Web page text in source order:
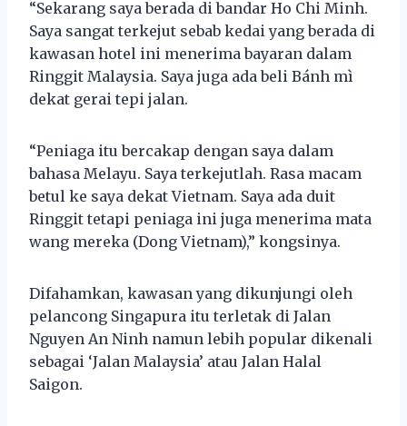
“Sekarang saya berada di bandar Ho Chi Minh.
Saya sangat terkejut sebab kedai yang berada di
kawasan hotel ini menerima bayaran dalam
Ringgit Malaysia. Saya juga ada beli Bánh mì
dekat gerai tepi jalan.
“Peniaga itu bercakap dengan saya dalam
bahasa Melayu. Saya terkejutlah. Rasa macam
betul ke saya dekat Vietnam. Saya ada duit
Ringgit tetapi peniaga ini juga menerima mata
wang mereka (Dong Vietnam),” kongsinya.
Difahamkan, kawasan yang dikunjungi oleh
pelancong Singapura itu terletak di Jalan
Nguyen An Ninh namun lebih popular dikenali
sebagai ‘Jalan Malaysia’ atau Jalan Halal
Saigon.